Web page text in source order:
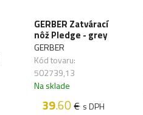
GERBER Zatvárací
nôž Pledge - grey
GERBER
Kód tovaru:
502739,13
Na sklade
39.60€ s DPH